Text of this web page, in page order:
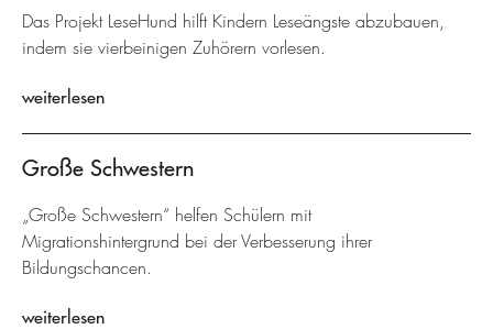
Das Projekt LeseHund hilft Kindern Leseängste abzubauen,
indem sie vierbeinigen Zuhörern vorlesen.
weiterlesen
Große Schwestern
„Große Schwestern“ helfen Schülern mit
Migrationshintergrund bei der Verbesserung ihrer
Bildungschancen.
weiterlesen